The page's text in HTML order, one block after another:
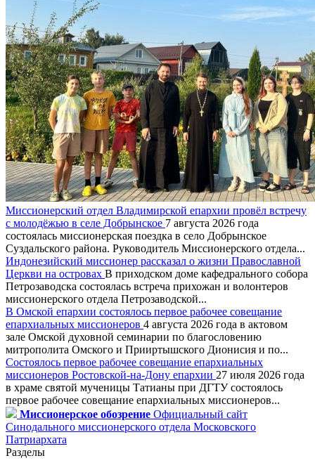
Миссионерский отдел Владимирской епархии провёл встречу
с молодёжью в селе Добрынское 7 августа 2026 года
состоялась миссионерская поездка в село Добрынское
Суздальского района. Руководитель Миссионерского отдела...
Индонезийский миссионер рассказал о жизни Православной
Церкви на островах В приходском доме кафедрального собора
Петрозаводска состоялась встреча прихожан и волонтеров
миссионерского отдела Петрозаводской...
В Омской епархии состоялось первое рабочее совещание
епархиальных миссионеров 4 августа 2026 года в актовом
зале Омской духовной семинарии по благословению
митрополита Омского и Прииртышского Дионисия и по...
Состоялось первое рабочее совещание епархиальных
миссионеров Ростовской-на-Дону епархии 27 июля 2026 года
в храме святой мученицы Татианы при ДГТУ состоялось
первое рабочее совещание епархиальных миссионеров...
Миссионерское обозрение Официальный сайт
Синодального миссионерского отдела Московского
Патриархата
Разделы